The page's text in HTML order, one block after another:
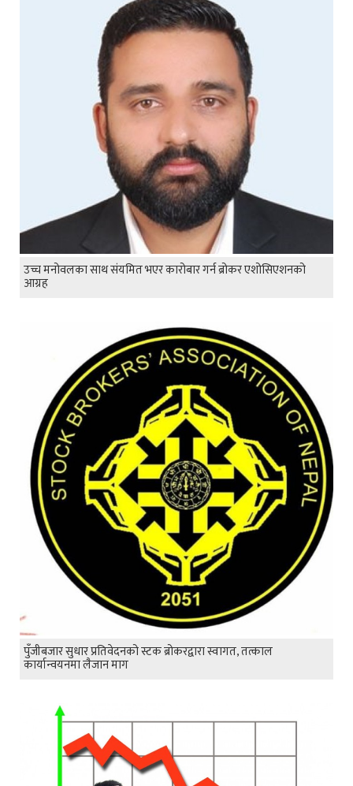
उच्च मनोवलका साथ संयमित भएर कारोबार गर्न ब्रोकर एशोसिएशनको
आग्रह
पुँजीबजार सुधार प्रतिवेदनको स्टक ब्रोकरद्वारा स्वागत, तत्काल
कार्यान्वयनमा लैजान माग